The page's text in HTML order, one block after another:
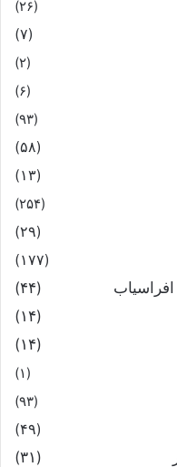
(۲۶)
(۷)
(۲)
(۶)
(۹۳)
(۵۸)
(۱۳)
(۲۵۴)
(۲۹)
(۱۷۷)
(۴۴)
(۱۴)
(۱۴)
(۱)
(۹۳)
(۴۹)
(۳۱)